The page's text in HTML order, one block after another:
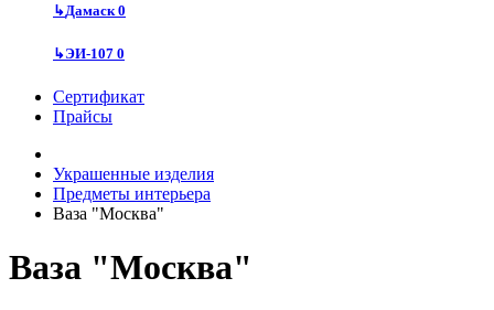
↳Дамаск0
↳ЭИ-107 0
Сертификат
Прайсы
Украшенные изделия
Предметы интерьера
Ваза "Москва"
Ваза "Москва"